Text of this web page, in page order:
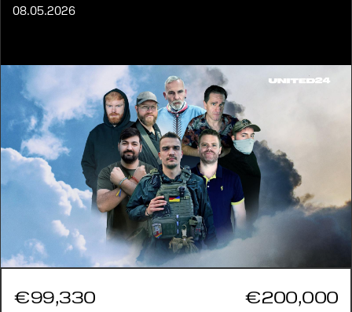
08.05.2026
€99,330 €200,000